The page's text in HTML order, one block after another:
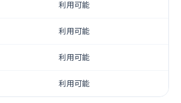
利用可能
利用可能
利用可能
利用可能